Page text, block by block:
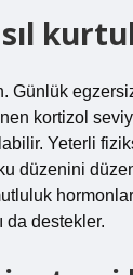
Günlük
kortizol
Yeterli
düzenini
da destekler.